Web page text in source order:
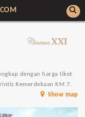
dengan harga tiket
Kemerdekaan KM 7.
Show map